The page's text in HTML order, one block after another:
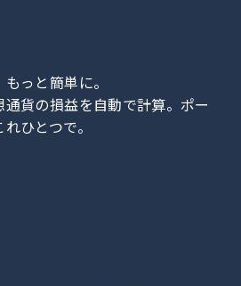
っと簡単に。
貨の損益を自動で計算。 ポー
ひとつで。